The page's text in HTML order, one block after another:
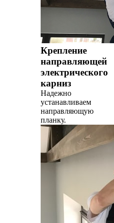
Крепление
направляющей
электрического
карниз
Надежно
устанавливаем
направляющую
планку.